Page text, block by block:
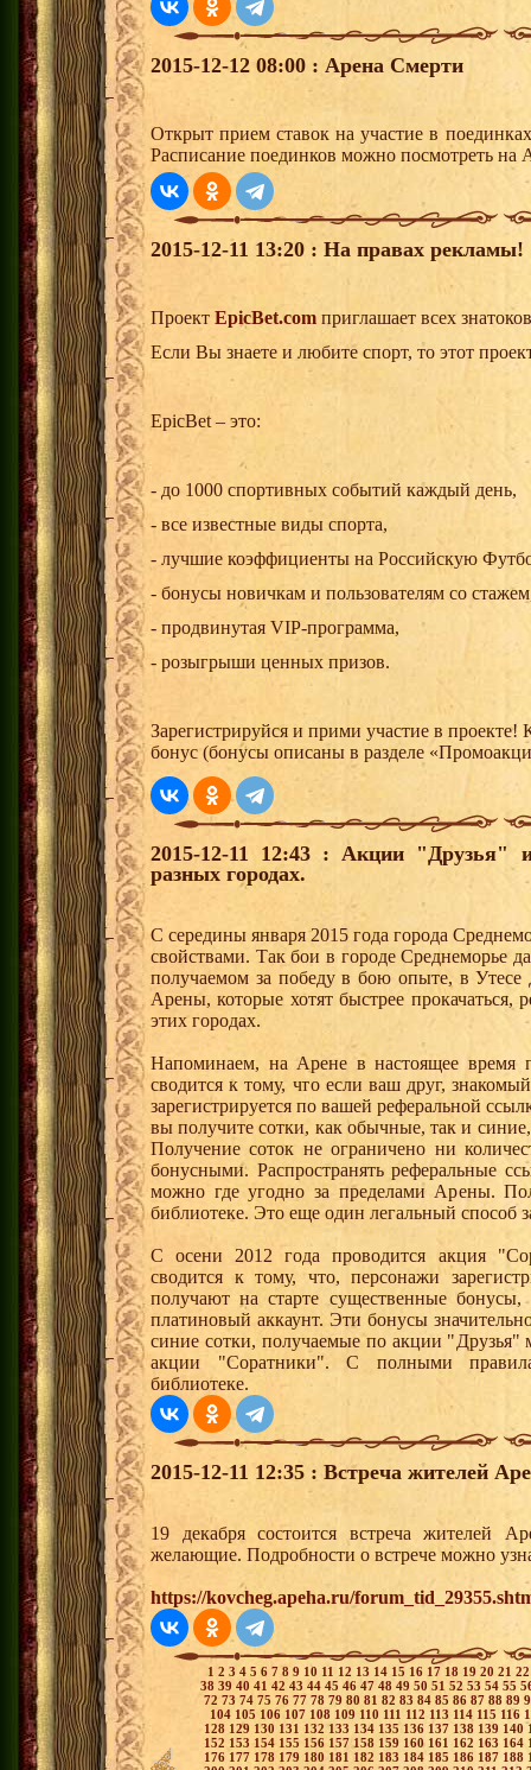
2015-12-12 08:00 : Арена Смерти
Открыт прием ставок на участие в
Расписание поединков можно посмотреть на
2015-12-11 13:20 : На правах рекламы!
Проект EpicBet.com приглашает всех
Если Вы знаете и любите спорт, то этот
EpicBet – это:
- до 1000 спортивных событий каждый день,
- все известные виды спорта,
- лучшие коэффициенты на Российскую
- бонусы новичкам и пользователям со
- продвинутая VIP-программа,
- розыгрыши ценных призов.
Зарегистрируйся и прими участие в
бонус (бонусы описаны в разделе
2015-12-11 12:43 : Акции
разных городах.
С середины января 2015 года города
свойствами. Так бои в городе Среднеморье
получаемом за победу в бою опыте, в
Арены, которые хотят быстрее прокачаться,
этих городах.
Напоминаем, на Арене в настоящее время
сводится к тому, что если ваш друг,
зарегистрируется по вашей реферальной
вы получите сотки, как обычные, так и
Получение соток не ограничено ни
бонусными. Распространять реферальные
можно где угодно за пределами Арены.
библиотеке. Это еще один легальный способ
С осени 2012 года проводится акция
сводится к тому, что, персонажи
получают на старте существенные
платиновый аккаунт. Эти бонусы
синие сотки, получаемые по акции "Друзья"
акции "Соратники". С полными
библиотеке.
2015-12-11 12:35 : Встреча жителей
19 декабря состоится встреча жителей
желающие. Подробности о встрече можно
https://kovcheg.apeha.ru/
1 2 3 4 5 6 7 8 9 10 11 12 13 14 15 16 17 18 19 20 21
38 39 40 41 42 43 44 45 46 47 48 49 50 51 52 53 54 55
72 73 74 75 76 77 78 79 80 81 82 83 84 85 86 87 88 89
104 105 106 107 108 109 110 111 112 113 114 115 116
128 129 130 131 132 133 134 135 136 137 138 139 140
152 153 154 155 156 157 158 159 160 161 162 163 164
176 177 178 179 180 181 182 183 184 185 186 187 188